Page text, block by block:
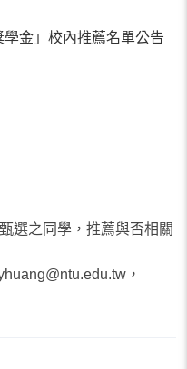
金」校內推薦名單公告
選之同學，推薦與否相關
，